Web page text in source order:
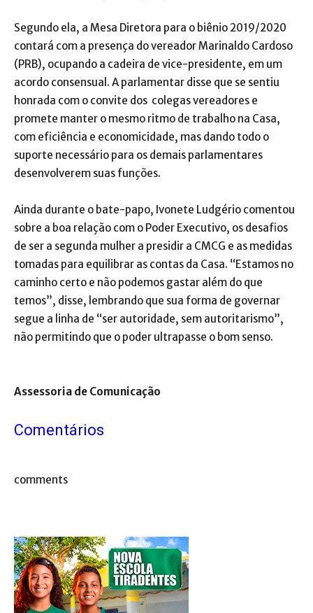
Segundo ela, a Mesa Diretora para o biênio 2019/2020
contará com a presença do vereador Marinaldo Cardoso
(PRB), ocupando a cadeira de vice-presidente, em um
acordo consensual. A parlamentar disse que se sentiu
honrada com o convite dos colegas vereadores e
promete manter o mesmo ritmo de trabalho na Casa,
com eficiência e economicidade, mas dando todo o
suporte necessário para os demais parlamentares
desenvolverem suas funções.
Ainda durante o bate-papo, Ivonete Ludgério comentou
sobre a boa relação com o Poder Executivo, os desafios
de ser a segunda mulher a presidir a CMCG e as medidas
tomadas para equilibrar as contas da Casa. “Estamos no
caminho certo e não podemos gastar além do que
temos”, disse, lembrando que sua forma de governar
segue a linha de “ser autoridade, sem autoritarismo”,
não permitindo que o poder ultrapasse o bom senso.
Assessoria de Comunicação
Comentários
comments